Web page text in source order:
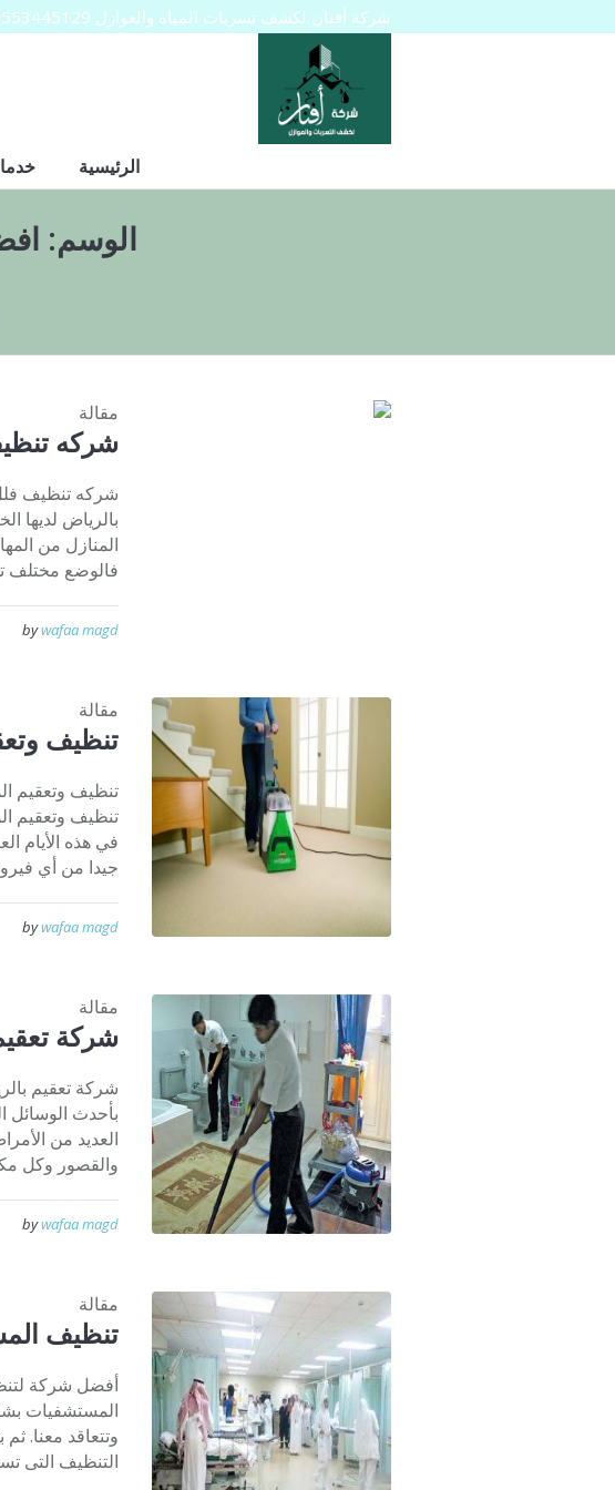
شركة أفنان لكشف تسربات المياه والعوازل 0553445129
الرئيسية
الوسم:
مقالة
شركه
بالرياض لديها
المنازل من
فالوضع مختلف
bywafaa magd
مقالة
تنظيف
تنظيف وتعقيم
في هذه الأيام
جيدا من أي
bywafaa magd
مقالة
شركة
العديد من
والقصور وكل
bywafaa magd
مقالة
تنظيف
المستشفيات
وتتعاقد معنا.
التنظيف التى